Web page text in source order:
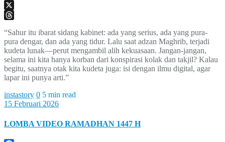
Tumblr
X
“Sahur itu ibarat sidang kabinet: ada yang serius, ada yang pura-
pura dengar, dan ada yang tidur. Lalu saat adzan Maghrib, terjadi
kudeta lunak—perut mengambil alih kekuasaan. Jangan-jangan,
selama ini kita hanya korban dari konspirasi kolak dan takjil? Kalau
begitu, saatnya otak kita kudeta juga: isi dengan ilmu digital, agar
lapar ini punya arti.”
instastory 0 5 min read
15 Februari 2026
LOMBA VIDEO RAMADHAN 1447 H